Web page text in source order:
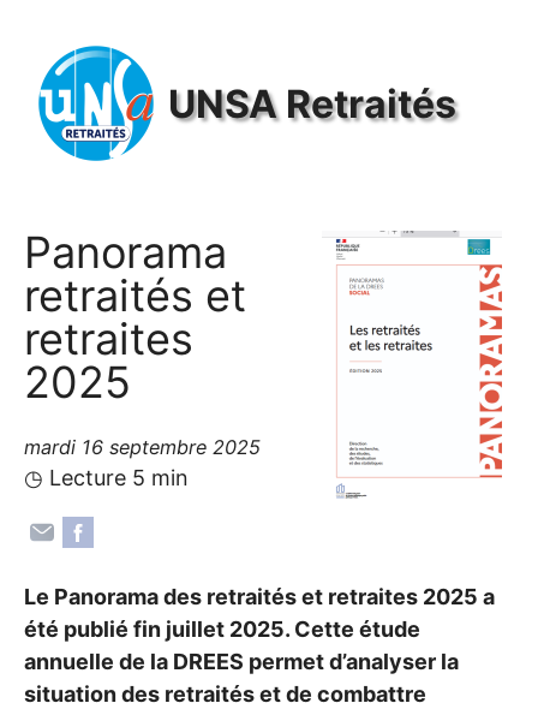
UNSARetraités
Panorama
retraités et
retraites
2025
mardi 16 septembre 2025
◷ Lecture 5 min
Le Panorama des retraités et retraites 2025 a
été publié fin juillet 2025. Cette étude
annuelle de la DREES permet d’analyser la
situation des retraités et de combattre